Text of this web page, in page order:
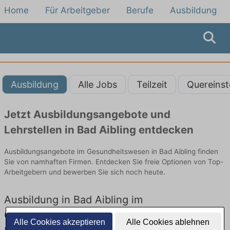
Alle Cookies akzeptieren Alle Cookies ablehnen
Home Für Arbeitgeber Berufe Ausbildung
Ausbildung Alle Jobs Teilzeit
Jetzt Ausbildungsangebote und
Lehrstellen in Bad Aibling entdecken
Ausbildungsangebote im Gesundheitswesen in Bad Aibling finden
Sie von namhaften Firmen. Entdecken Sie freie Optionen von Top-
Arbeitgebern und bewerben Sie sich noch heute.
Ausbildung in Bad Aibling im
Gesundheitswesen: Aktuell gibt es keine